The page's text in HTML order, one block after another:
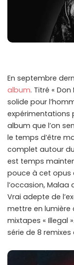
En septembre
album. Titré «
solide pour
expérimentations
album que l’on
le temps d’être
complet autour
est temps
pouce à cet opus
l’occasion, Malaa
Vrai adepte de
mettre en lumière
mixtapes « Illegal
série de 8